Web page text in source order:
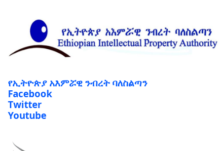
የኢትዮጵያ አእምሯዊ ንብረት ባለስልጣን
Facebook
Twitter
Youtube